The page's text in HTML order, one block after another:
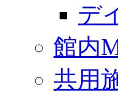
デ
館内
共用